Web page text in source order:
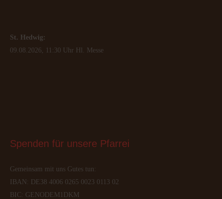
St. Hedwig:
09.08.2026, 11:30 Uhr Hl. Messe
Spenden für unsere Pfarrei
Gemeinsam mit uns Gutes tun:
IBAN: DE38 4006 0265 0023 0113 02
BIC: GENODEM1DKM